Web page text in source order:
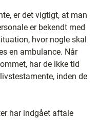
er det vigtigt, at man
er bekendt med
hvor nogle skal
en ambulance. Når
har de ikke tid
inden de
har indgået aftale